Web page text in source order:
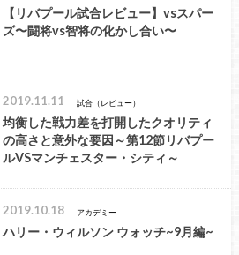
【リバプール試合レビュー】vsスパー
ズ〜闘将vs智将の化かし合い〜
2019.11.11 試合（レビュー）
均衡した戦力差を打開したクオリティ
の高さと意外な要因～第12節リバプー
ルVSマンチェスター・シティ～
2019.10.18 アカデミー
ハリー・ウィルソン ウォッチ~9月編~